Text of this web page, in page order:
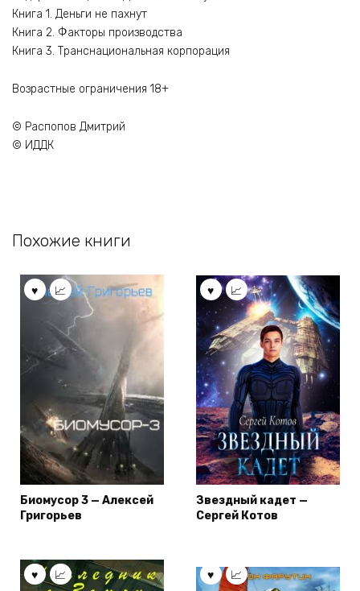
Книга 1. Деньги не пахнут
Книга 2. Факторы производства
Книга 3. Транснациональная корпорация
Возрастные ограничения 18+
© Распопов Дмитрий
© ИДДК
Похожие книги
Биомусор 3 — Алексей
Григорьев
Звездный кадет —
Сергей Котов